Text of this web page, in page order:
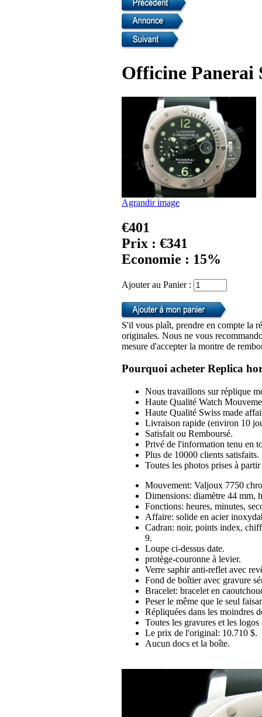
Officine Panerai
Agrandir image
€401
Prix : €341
Economie : 15%
Ajouter au Panier :
S'il vous plaît, prendre en compte la
originales. Nous ne vous
mesure d'accepter la montre de
Pourquoi acheter Replica
Nous travaillons sur réplique
Haute Qualité Watch
Haute Qualité Swiss made
Livraison rapide (environ 10
Satisfait ou Remboursé.
Privé de l'information tenu en
Plus de 10000 clients satisfaits.
Toutes les photos prises à
Mouvement: Valjoux 7750
Dimensions: diamètre 44 mm,
Fonctions: heures, minutes,
Affaire: solide en acier
Cadran: noir, points index,
9.
Loupe ci-dessus date.
protège-couronne à levier.
Verre saphir anti-reflet avec
Fond de boîtier avec gravure
Bracelet: bracelet en
Peser le même que le seul
Répliquées dans les moindres
Toutes les gravures et les
Le prix de l'original: 10.710 $.
Aucun docs et la boîte.